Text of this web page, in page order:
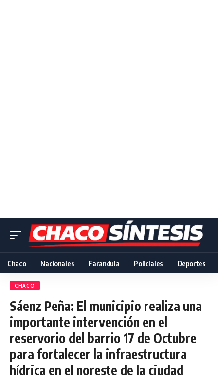
Chaco Nacionales Farandula Policiales Deportes
CHACO
Sáenz Peña: El municipio realiza una
importante intervención en el
reservorio del barrio 17 de Octubre
para fortalecer la infraestructura
hídrica en el noreste de la ciudad